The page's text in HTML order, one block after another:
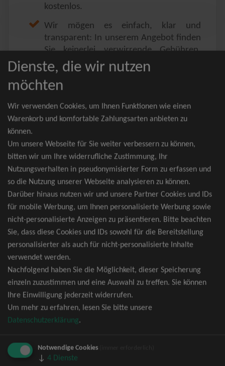
kostenlos.
Wir mögen es einfach, klar und
transparent: In unserem Angebot finden
Sie keinerlei verwirrende Gebühren,
Zusatzangebote oder ähnliches.
Sie erhalten ausschließlich
zusammenhängende Sitzplätze, welche
nach der Bestplatzbuchung vergeben
werden.
wider Erwarten doch nicht verfügbar
sein, erhalten Sie von uns Tickets für die
nächst bessere Kategorie. Und das
kostenfrei und völlig automatisch.
TOP-Events
André Rieu Tickets
David Garrett Tickets
Andrea Berg Tickets
Backstreet Boys Tickets
Unheilig Tickets
Santiano Tickets
Bryan Adams Tickets
Andreas Gabalier Tickets
Dienste, die wir nutzen
möchten
Wir verwenden Cookies, um Ihnen Funktionen wie einen
Warenkorb und komfortable Zahlungsarten anbieten zu
können.
Um unsere Webseite für Sie weiter verbessern zu können,
bitten wir um Ihre widerrufliche Zustimmung, Ihr
Nutzungsverhalten in pseudonymisierter Form zu erfassen und
so die Nutzung unserer Webseite analysieren zu können.
Darüber hinaus nutzen wir und unsere Partner Cookies und IDs
für mobile Werbung, um Ihnen personalisierte Werbung sowie
nicht-personalisierte Anzeigen zu präsentieren. Bitte beachten
Sie, dass diese Cookies und IDs sowohl für die Bereitstellung
personalisierter als auch für nicht-personalisierte Inhalte
verwendet werden.
Nachfolgend haben Sie die Möglichkeit, dieser Speicherung
einzeln zuzustimmen und eine Auswahl zu treffen. Sie können
Ihre Einwilligung jederzeit widerrufen.
Um mehr zu erfahren, lesen Sie bitte unsere
Datenschutzerklärung.
Notwendige Cookies
↓ 4 Dienste